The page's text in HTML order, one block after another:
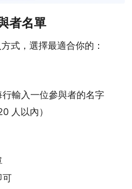
者名單
式，選擇最適合你的：
輸入一位參與者的名字
人以內）
可